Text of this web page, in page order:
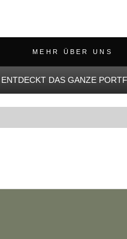
MEHR ÜBER UNS
ENTDECKT DAS GANZE